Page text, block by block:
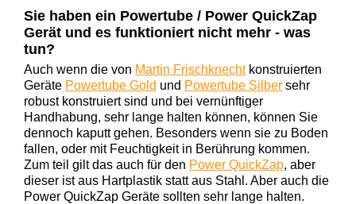
Sie haben ein Powertube / Power QuickZap
Gerät und es funktioniert nicht mehr - was
tun?
Auch wenn die von Martin Frischknechtkonstruierten
Geräte Powertube Gold und Powertube Silber sehr
robust konstruiert sind und bei vernünftiger
Handhabung, sehr lange halten können, können Sie
dennoch kaputt gehen. Besonders wenn sie zu Boden
fallen, oder mit Feuchtigkeit in Berührung kommen.
Zum teil gilt das auch für den Power QuickZap, aber
dieser ist aus Hartplastik statt aus Stahl. Aber auch die
Power QuickZap Geräte sollten sehr lange halten.